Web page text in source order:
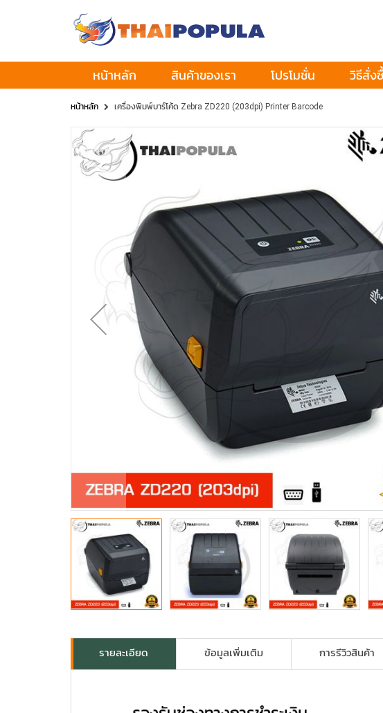
หน้าหลัก สินค้าของเรา โปรโมชั่น วิธีสั่ง
หน้าหลัก เครื่องพิมพ์บาร์โค้ด Zebra ZD220 (203dpi) Printer Barcode
รายละเอียด ข้อมูลเพิ่มเติม การรีวิวสินค้า